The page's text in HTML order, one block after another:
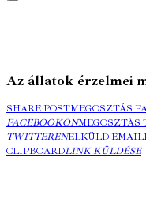
Az állatok érzelmei
SHARE POSTMEGOSZTÁS
FACEBOOKON
TWITTERENELKÜLD
CLIPBOARDLINK KÜLDÉSE